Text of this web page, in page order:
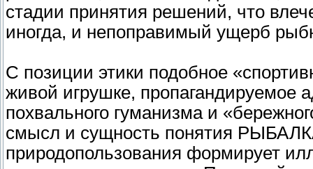
стадии принятия решений, что
иногда, и непоправимый ущерб
С позиции этики подобное
живой игрушке, пропагандируемое
похвального гуманизма и
смысл и сущность понятия
природопользования формирует